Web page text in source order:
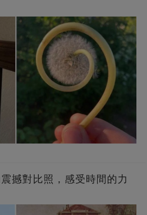
撼對比照，感受時間的力